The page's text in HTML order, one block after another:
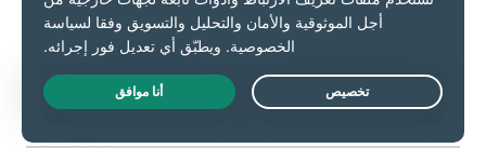
هل ستؤثر خدمة VPN على سرعة بث المحتوى؟
هل يمكنني استخدام حساب VPN واحد على العديد
من الأجهزة؟
Live Chat